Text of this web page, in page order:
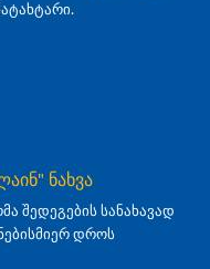
ნახვა
შედეგების სანახავად
დროს